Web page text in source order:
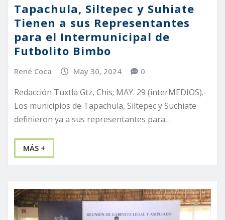
Tapachula, Siltepec y Suhiate
Tienen a sus Representantes
para el Intermunicipal de
Futbolito Bimbo
René Coca May 30, 2024 0
Redacción Tuxtla Gtz, Chis; MAY. 29 (interMEDIOS).-
Los municipios de Tapachula, Siltepec y Suchiate
definieron ya a sus representantes para…
MÁS +